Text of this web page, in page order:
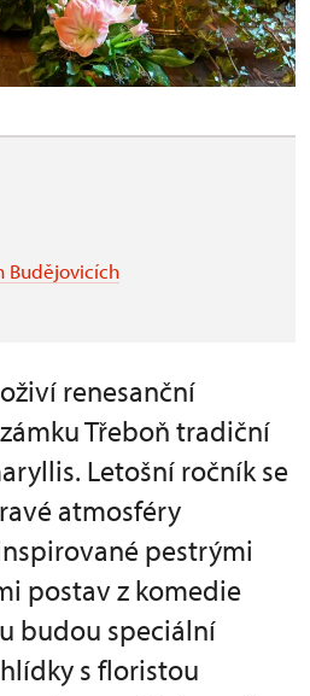
Budějovicích
renesanční
Třeboň tradiční
Letošní ročník se
atmosféry
pestrými
postav z komedie
budou speciální
s floristou